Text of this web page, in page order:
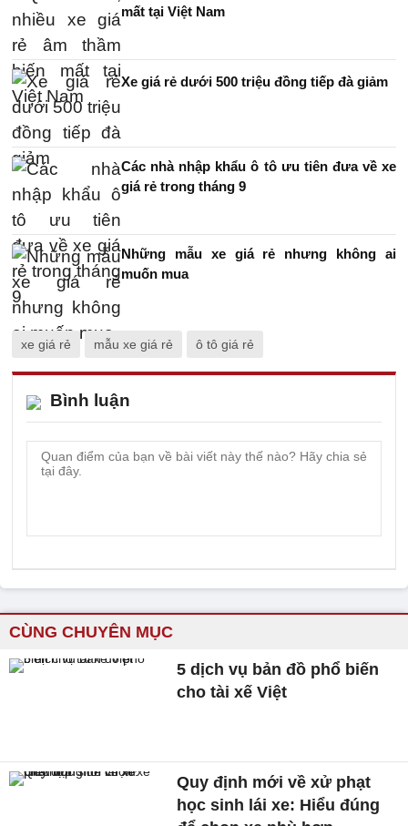
mất tại Việt Nam
Xe giá rẻ dưới 500 triệu đồng tiếp đà giảm
Các nhà nhập khẩu ô tô ưu tiên đưa về xe
giá rẻ trong tháng 9
Những mẫu xe giá rẻ nhưng không ai
muốn mua
xe giá rẻ mẫu xe giá rẻ ô tô giá rẻ
Bình luận
CÙNG CHUYÊN MỤC
5 dịch vụ bản đồ phổ biến
cho tài xế Việt
Quy định mới về xử phạt
học sinh lái xe: Hiểu đúng